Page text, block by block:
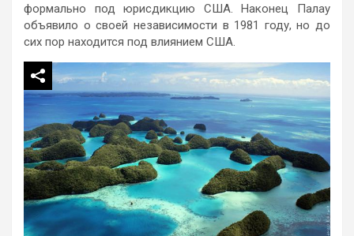
формально под юрисдикцию США. Наконец Палау
объявило о своей независимости в 1981 году, но до
сих пор находится под влиянием США.